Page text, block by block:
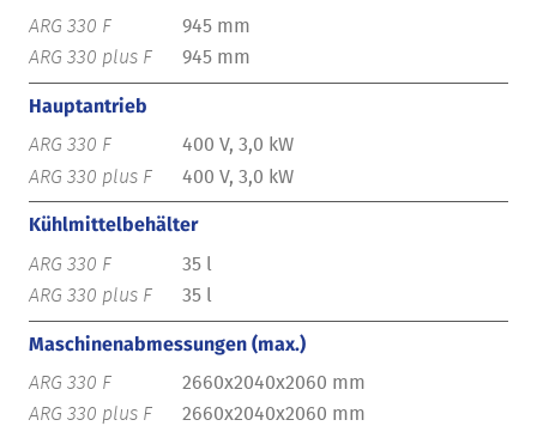
945 mm
945 mm
Hauptantrieb
400 V, 3,0 kW
400 V, 3,0 kW
Kühlmittelbehälter
35 l
35 l
Maschinenabmessungen (max.)
2660x2040x2060 mm
2660x2040x2060 mm